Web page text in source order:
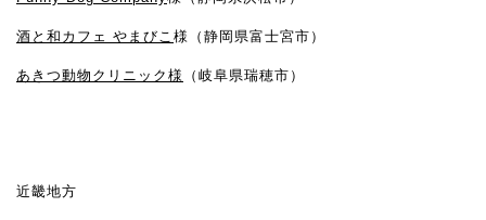
酒と和カフェ やまびこ 様（静岡県富士宮市）
あきつ動物クリニック様 （岐阜県瑞穂市）
近畿地方